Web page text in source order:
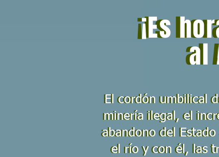
¡Es
al
¡Es
al
El cordón umbilical
minería ilegal, el
abandono del Estado
el río y con él, las
El cordón umbilical
minería ilegal, el
abandono del
el río y con él, las